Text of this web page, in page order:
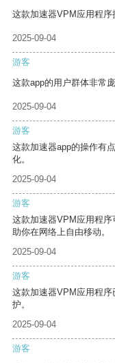
这款加速器VPM应用程序
2025-09-04
游客
这款app的用户群体非常
2025-09-04
游客
这款加速器app的操作有
化。
2025-09-04
游客
这款加速器VPM应用程
助你在网络上自由移动。
2025-09-04
游客
这款加速器VPM应用程
护。
2025-09-04
游客